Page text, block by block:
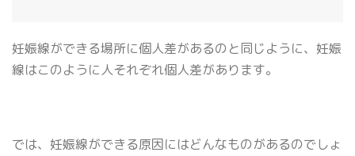
妊娠線ができる場所に個人差があるのと同じように、妊娠
線はこのように人それぞれ個人差があります。
では、妊娠線ができる原因にはどんなものがあるのでしょ